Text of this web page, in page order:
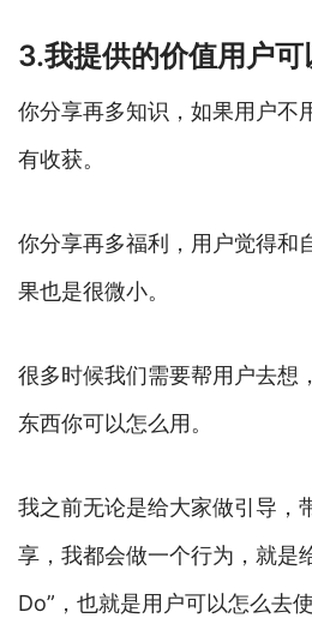
3.我提供的价值用户可
你分享再多知识，如果用户不
有收获。
你分享再多福利，用户觉得和
果也是很微小。
很多时候我们需要帮用户去想
东西你可以怎么用。
我之前无论是给大家做引导，
享，我都会做一个行为，就是
Do”，也就是用户可以怎么去使